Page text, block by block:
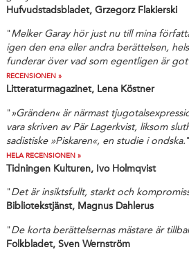
Hufvudstadsbladet, Grzegorz Flakierski
"Melker Garay hör just nu till mina
igen den ena eller andra berättelsen,
funderar över vad som egentligen är
RECENSIONEN »
Litteraturmagazinet, Lena Köstner
"»Gränden« är närmast
vara skriven av Pär Lagerkvist, liksom
sadistiske »Piskaren«, en studie i ondska."
HELA RECENSIONEN »
Tidningen Kulturen, Ivo Holmqvist
"Det är insiktsfullt, starkt och
Bibliotekstjänst, Magnus Dahlerus
"De korta berättelsernas mästare är
Folkbladet, Sven Wernström